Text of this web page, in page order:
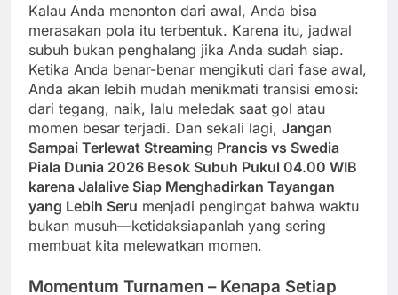
Kalau Anda menonton dari awal, Anda bisa
merasakan pola itu terbentuk. Karena itu, jadwal
subuh bukan penghalang jika Anda sudah siap.
Ketika Anda benar-benar mengikuti dari fase awal,
Anda akan lebih mudah menikmati transisi emosi:
dari tegang, naik, lalu meledak saat gol atau
momen besar terjadi. Dan sekali lagi, Jangan
Sampai Terlewat Streaming Prancis vs Swedia
Piala Dunia 2026 Besok Subuh Pukul 04.00 WIB
karena Jalalive Siap Menghadirkan Tayangan
yang Lebih Seru menjadi pengingat bahwa waktu
bukan musuh—ketidaksiapanlah yang sering
membuat kita melewatkan momen.
Momentum Turnamen – Kenapa Setiap